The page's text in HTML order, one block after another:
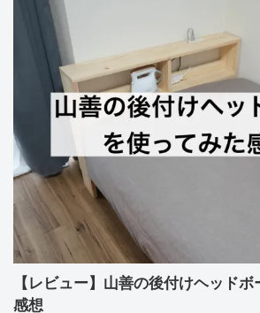
【レビュー】山善の後付けヘッド
感想